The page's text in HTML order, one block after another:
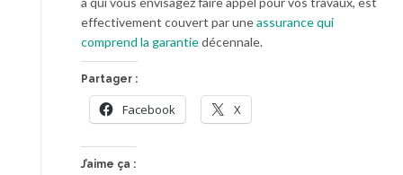
effectivement couvert par uneassurance qui
comprend la garantiedécennale.
Partager :
Facebook X
J’aime ça :